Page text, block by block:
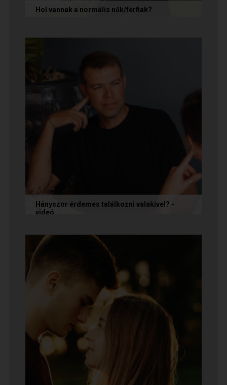
Hol vannak a normális nők/férfiak?
őket, és vagy házasokkal...
Hányszor érdemes találkozni valakivel? -
videó
tépelődünk: mit tegyünk, ha valakit
szimpatikusnak találunk elsőre, de még...